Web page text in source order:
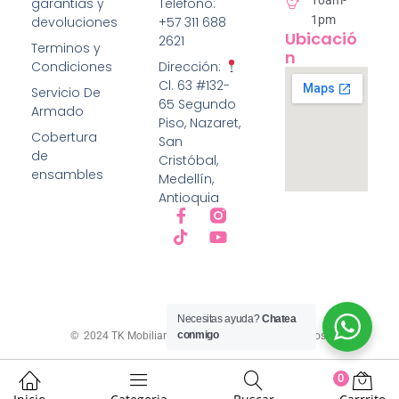
5
garantias y
devoluciones
Terminos y
Condiciones
Servicio De
Armado
Cobertura
de
ensambles
Telefono:
+57 311 688
2621
Dirección:
Cl. 63 #132-
65 Segundo
Piso, Nazaret,
San
Cristóbal,
Medellín,
Antioquia
1pm
Ubicació
N
© 2024 TK Mobiliario Todos los derechos reservados.
Necesitas ayuda?Chatea
conmigo
0